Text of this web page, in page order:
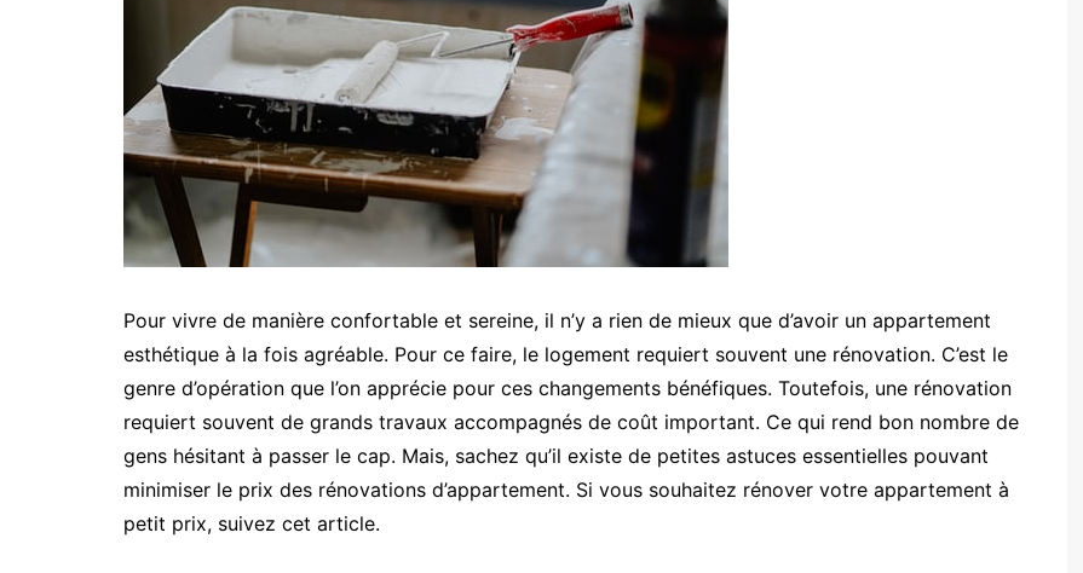
Pour vivre de manière confortable et sereine, il n’y a rien de mieux que d’avoir un appartement
esthétique à la fois agréable. Pour ce faire, le logement requiert souvent une rénovation. C’est le
genre d’opération que l’on apprécie pour ces changements bénéfiques. Toutefois, une rénovation
requiert souvent de grands travaux accompagnés de coût important. Ce qui rend bon nombre de
gens hésitant à passer le cap. Mais, sachez qu’il existe de petites astuces essentielles pouvant
minimiser le prix des rénovations d’appartement. Si vous souhaitez rénover votre appartement à
petit prix, suivez cet article.